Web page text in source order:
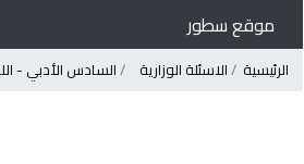
موقع سطور
الرئيسية الاسئلة الوزارية السادس الأدبي -